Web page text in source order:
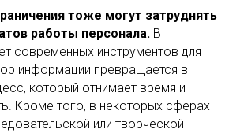
тоже могут затруднять
работы персонала. В
современных инструментов для
информации превращается в
который отнимает время и
Кроме того, в некоторых сферах –
или творческой